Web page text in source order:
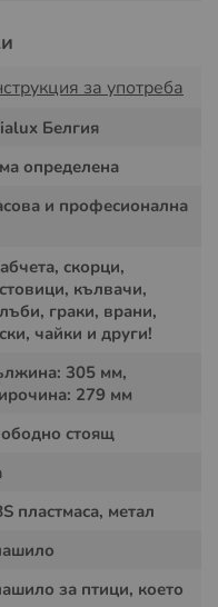
Reflect-a-Bird с
макети на хищни
уреди за прогонване
обекти,
градини,
и много други
от полъха на
от скънчевата
повечето видове
Reflect-a-Bird
за употреба
Белгия
определена
и професионална
скорци,
кълвачи,
граки, врани,
чайки и други!
305 мм,
279 мм
стоящ
пластмаса, метал
за птици, което